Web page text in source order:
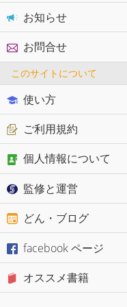
お知らせ
お問合せ
このサイトについて
使い方
ご利用規約
個人情報について
監修と運営
どん・ブログ
facebook ページ
オススメ書籍